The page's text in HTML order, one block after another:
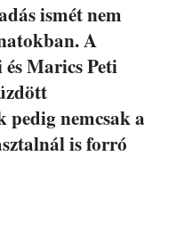
ismét nem
A
Marics Peti
pedig nemcsak a
is forró